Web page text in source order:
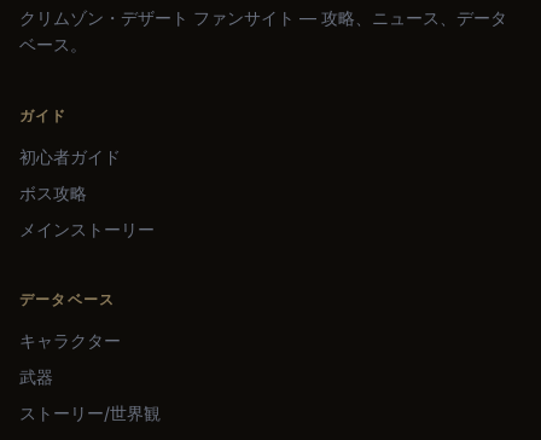
クリムゾン・デザート ファンサイト — 攻略、ニュース、データ
ベース。
ガイド
初心者ガイド
ボス攻略
メインストーリー
データベース
キャラクター
武器
ストーリー/世界観